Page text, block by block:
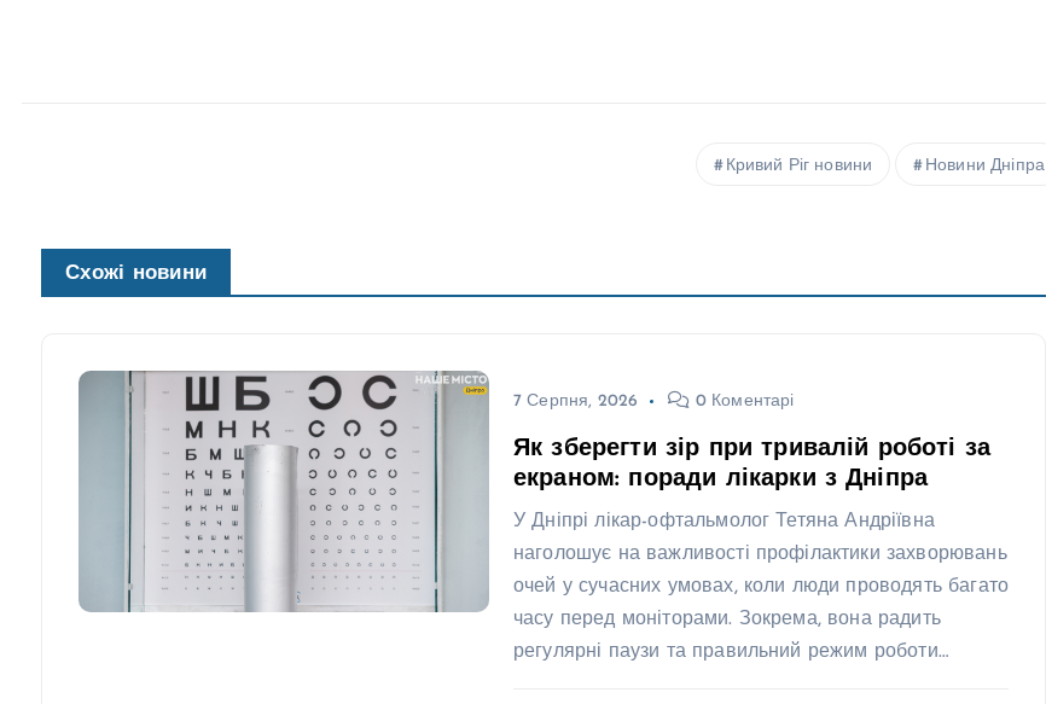
Кривий Ріг новини Новини Дніпра
Схожі новини
7 Серпня, 2026 0 Коментарі
Як зберегти зір при тривалій роботі за
екраном: поради лікарки з Дніпра
У Дніпрі лікар-офтальмолог Тетяна Андріївна
наголошує на важливості профілактики захворювань
очей у сучасних умовах, коли люди проводять багато
часу перед моніторами. Зокрема, вона радить
регулярні паузи та правильний режим роботи…